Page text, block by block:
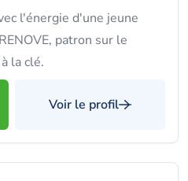
l'énergie d'une jeune
patron sur le
la clé.
Voir le profil